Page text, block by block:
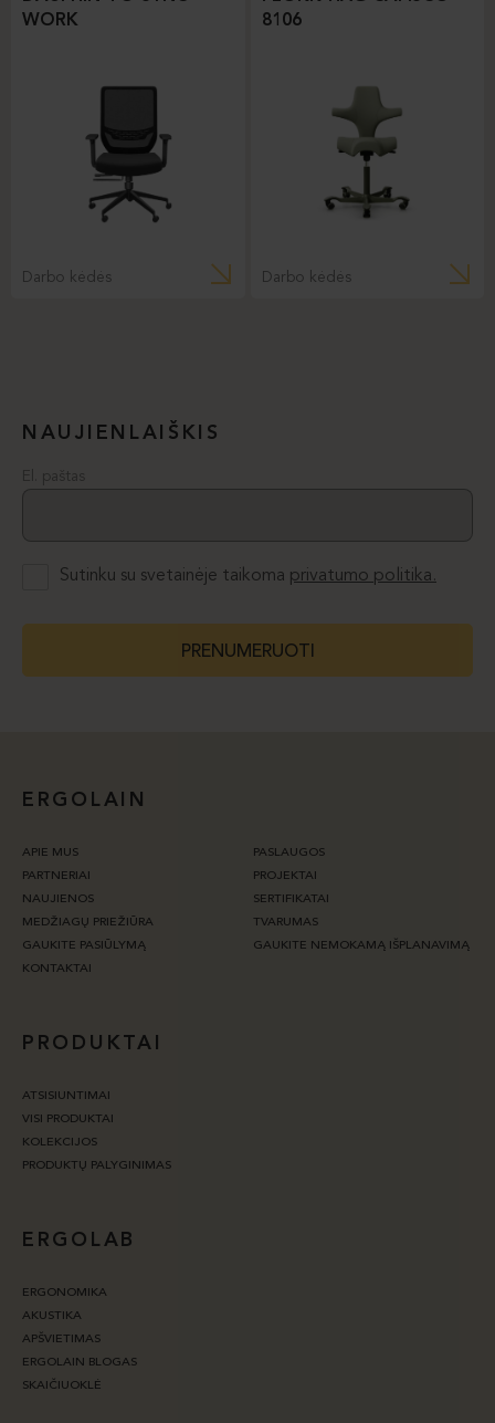
WORK
Darbo kėdės
8106
Darbo kėdės
NAUJIENLAIŠKIS
El. paštas
Sutinku su svetainėje taikoma privatumo politika.
PRENUMERUOTI
ERGOLAIN
APIE MUS
PASLAUGOS
PARTNERIAI
PROJEKTAI
NAUJIENOS
SERTIFIKATAI
MEDŽIAGŲ PRIEŽIŪRA
TVARUMAS
GAUKITE PASIŪLYMĄ
GAUKITE NEMOKAMĄ IŠPLANAVIMĄ
KONTAKTAI
PRODUKTAI
ATSISIUNTIMAI
VISI PRODUKTAI
KOLEKCIJOS
PRODUKTŲ PALYGINIMAS
ERGOLAB
ERGONOMIKA
AKUSTIKA
APŠVIETIMAS
ERGOLAIN BLOGAS
SKAIČIUOKLĖ